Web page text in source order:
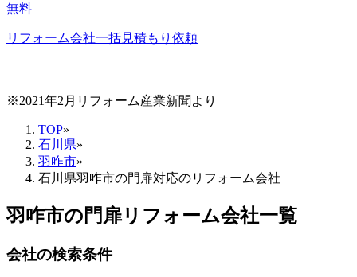
無料
リフォーム会社一括見積もり依頼
※2021年2月リフォーム産業新聞より
TOP»
石川県»
羽咋市»
石川県羽咋市の門扉対応のリフォーム会社
羽咋市の門扉リフォーム会社一覧
会社の検索条件